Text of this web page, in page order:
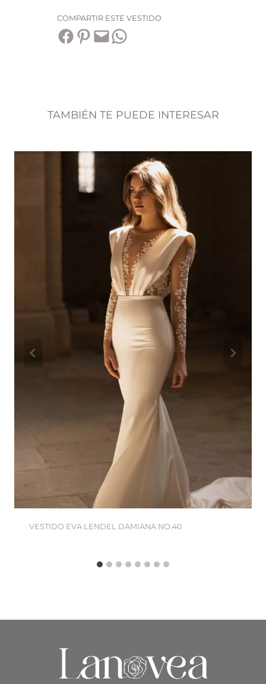
COMPARTIR ESTE VESTIDO
Compartir en Facebook Compartir en Pinterest Envía esta página por correo electrónico Compartir en WhatsApp
TAMBIÉN TE PUEDE INTERESAR
VESTIDO EVA LENDEL DAMIANA NO.40